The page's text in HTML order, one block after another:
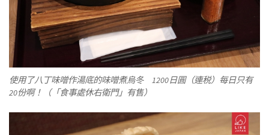
使用了八丁味噌作湯底的味噌煮烏冬 1200日圓（連税）每日只有
20份啊！（「食事處休右衛門」有售）